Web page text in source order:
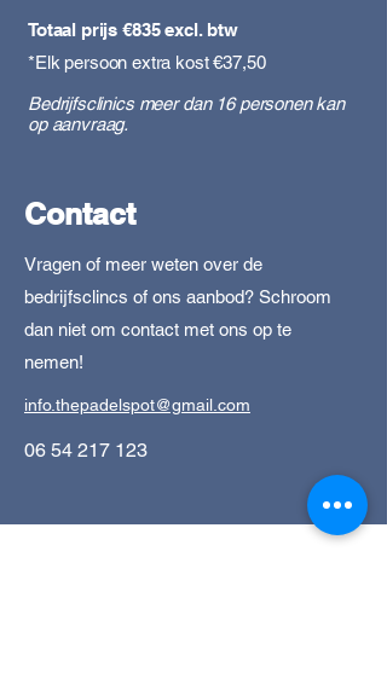
Totaal prijs €835 excl. btw
*Elk persoon extra kost €37,50
Bedrijfsclinics meer dan 16 personen kan
op aanvraag.
Contact
Vragen of meer weten over de
bedrijfsclincs of ons aanbod? Schroom
dan niet om contact met ons op te
nemen!
info.thepadelspot@gmail.com
06 54 217 123